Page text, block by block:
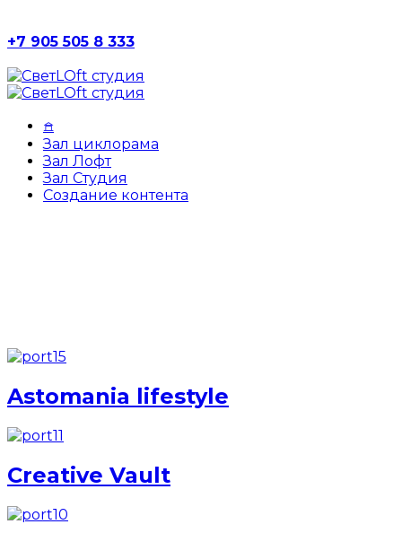
+7 905 505 8 333
𖠿
Зал циклорама
Зал Лофт
Зал Студия
Создание контента
Astomania lifestyle
Creative Vault